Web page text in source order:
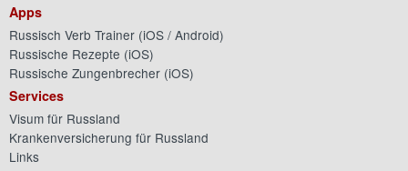
Apps
Russisch Verb Trainer (iOS / Android)
Russische Rezepte (iOS)
Russische Zungenbrecher (iOS)
Services
Visum für Russland
Krankenversicherung für Russland
Links